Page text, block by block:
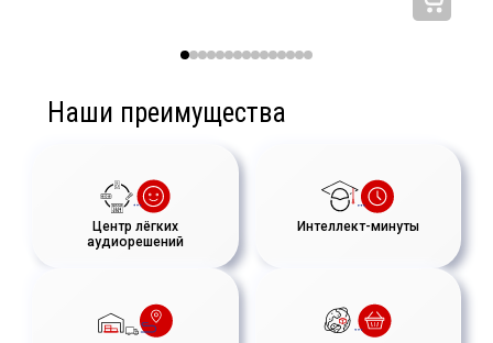
Наши преимущества
Центр лёгких
аудиорешений
Интеллект-минуты